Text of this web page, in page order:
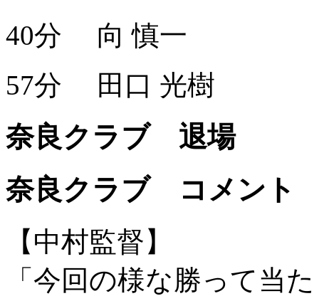
40分
向 慎一
57分
田口 光樹
奈良クラブ 退場
奈良クラブ コメント
【中村監督】
「今回の様な勝って当